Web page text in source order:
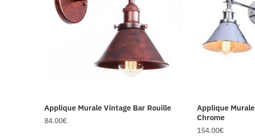
Applique Murale Vintage Bar Rouille
84.00€
Applique
Chrome
154.00€